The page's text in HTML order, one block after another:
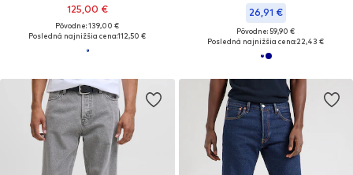
125,00 €
Pôvodne: 139,00 €
Posledná najnižšia cena:112,50 €
26,91 €
Pôvodne: 59,90 €
Posledná najnižšia cena:22,43 €